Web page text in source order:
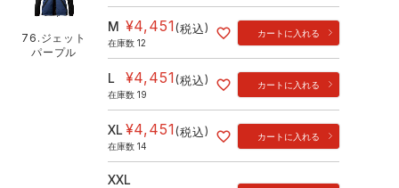
76.ジェット
パープル
M ¥4,451 税込
在庫数 12
カートに入れる
L ¥4,451 税込
在庫数 19
カートに入れる
XL ¥4,451 税込
在庫数 14
カートに入れる
XXL